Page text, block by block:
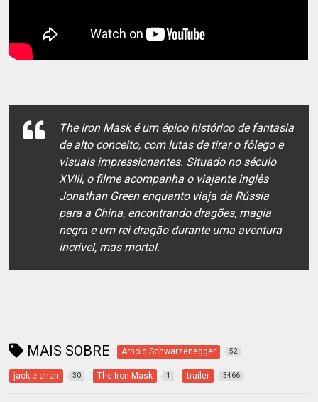
The Iron Mask é um épico histórico de fantasia
de alto conceito, com lutas de tirar o fôlego e
visuais impressionantes. Situado no século
XVIII, o filme acompanha o viajante inglês
Jonathan Green enquanto viaja da Rússia
para a China, encontrando dragões, magia
negra e um rei dragão durante uma aventura
incrível, mas mortal.
MAIS SOBRE Arnold Schwarzenegger 52
jackie chan 30 The Iron Mask 1 trailer 3466